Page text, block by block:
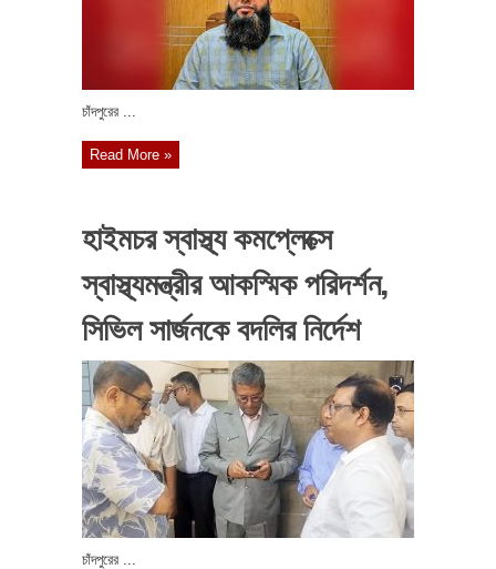
চাঁদপুরের ...
Read More »
হাইমচর স্বাস্থ্য কমপ্লেক্সে
স্বাস্থ্যমন্ত্রীর আকস্মিক পরিদর্শন,
সিভিল সার্জনকে বদলির নির্দেশ
চাঁদপুরের ...